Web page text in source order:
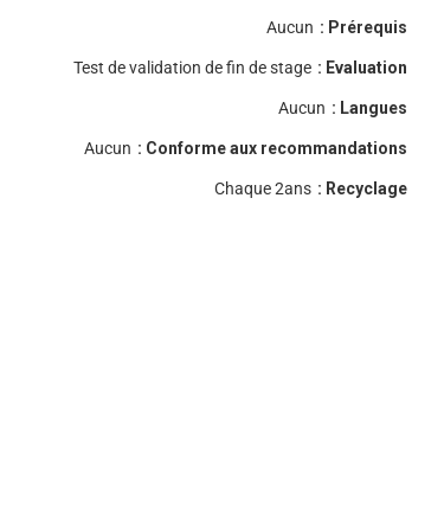
Prérequis :
Aucun
Evaluation :
Test de validation de fin de stage
Langues :
Aucun
Conforme aux recommandations :
Aucun
Recyclage :
Chaque 2ans